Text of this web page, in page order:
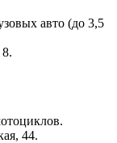
авто (до 3,5
44.